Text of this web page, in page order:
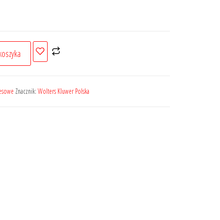
Znacznik: Wolters Kluwer Polska